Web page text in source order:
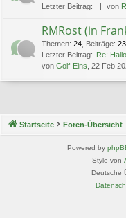
Letzter Beitrag:
von
RMRost (in
Themen: 24 Beiträge:
Letzter Beitrag: Re:
von Golf-Eins , 22 Feb
Startseite Foren-Übersicht
Powered by
Style von
Deutsche